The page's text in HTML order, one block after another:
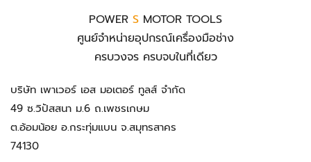
POWER S MOTOR TOOLS
ศูนย์จำหน่ายอุปกรณ์เครื่องมือช่าง
ครบวงจร ครบจบในที่เดียว
บริษัท เพาเวอร์ เอส มอเตอร์ ทูลส์ จำกัด
49 ซ.วิปัสสนา ม.6 ถ.เพชรเกษม
ต.อ้อมน้อย อ.กระทุ่มแบน จ.สมุทรสาคร
74130